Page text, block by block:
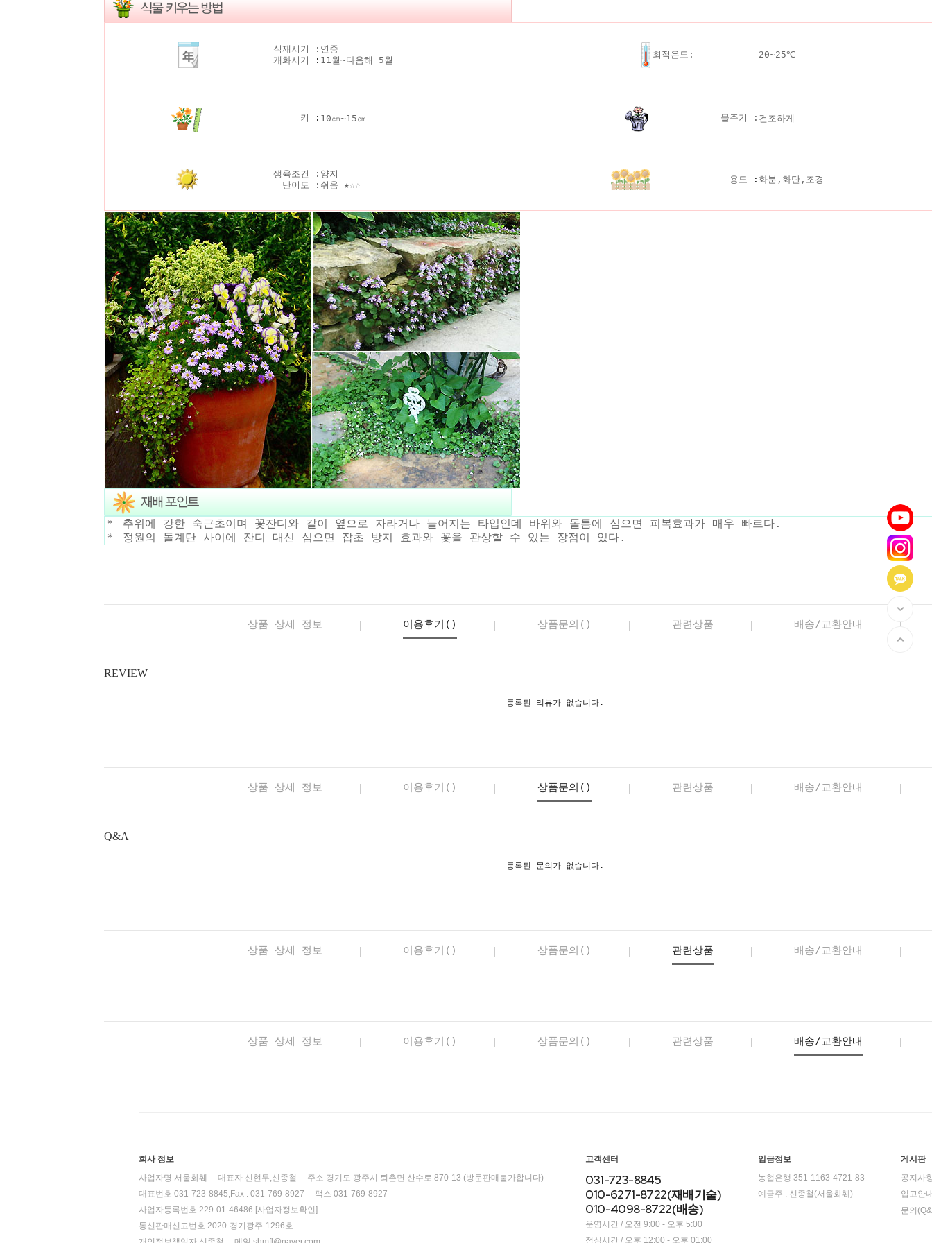
식재시기 :
개화시기
:
연중
11월~다음해 5월
최적온도: 20~25℃
키 : 10㎝~15㎝ 물주기 : 건조하게
생육조건 :
난이도 :
양지
쉬움 ★☆☆
용도 : 화분,화단,조경
＊ 추위에 강한 숙근초이며 꽃잔디와 같이 옆으로 자라거나 늘어지는 타입인데 바위와 돌틈에 심으면 피복효과가 매우 빠르다.
＊ 정원의 돌계단 사이에 잔디 대신 심으면 잡초 방지 효과와 꽃을 관상할 수 있는 장점이 있다.
상품 상세 정보 이용후기() 상품문의() 관련상품 배송/교환안내
REVIEW
등록된 리뷰가 없습니다.
상품 상세 정보 이용후기() 상품문의() 관련상품 배송/교환안내
Q&A
등록된 문의가 없습니다.
상품 상세 정보 이용후기() 상품문의() 관련상품 배송/교환안내
상품 상세 정보 이용후기() 상품문의() 관련상품 배송/교환안내
회사 정보
사업자명 서울화훼 대표자 신현무,신종철
주소 경기도 광주시 퇴촌면 산수로 870-13 (방문판매불가합니다)
대표번호 031-723-8845,Fax : 031-769-8927
팩스 031-769-8927
사업자등록번호 229-01-46486 [사업자정보확인]
통신판매신고번호 2020-경기광주-1296호
고객센터
031-723-8845
010-6271-8722(재배기술)
010-4098-8722(배송)
운영시간 / 오전 9:00 - 오후 5:00
점심시간 / 오후 12:00 - 오후 01:00
입금정보
농협은행 351-1163-4721-83
예금주 : 신종철(서울화훼)
게시판
공지사
입고안
문의